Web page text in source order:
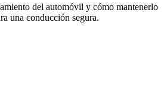
del automóvil y cómo mantenerlo
una conducción segura.